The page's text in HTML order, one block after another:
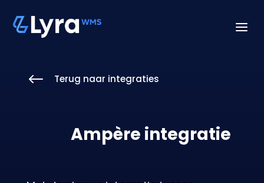
a
# Terug naar integraties
Ampère integratie